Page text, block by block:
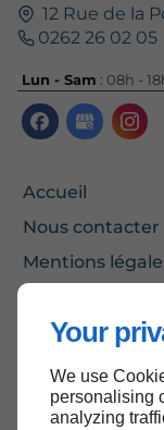
Your
We use
personalising
analyzing
12 Rue de la
0262 26 02 05
Lun - Sam : 08h -
Accueil
Nous contacter
Mentions